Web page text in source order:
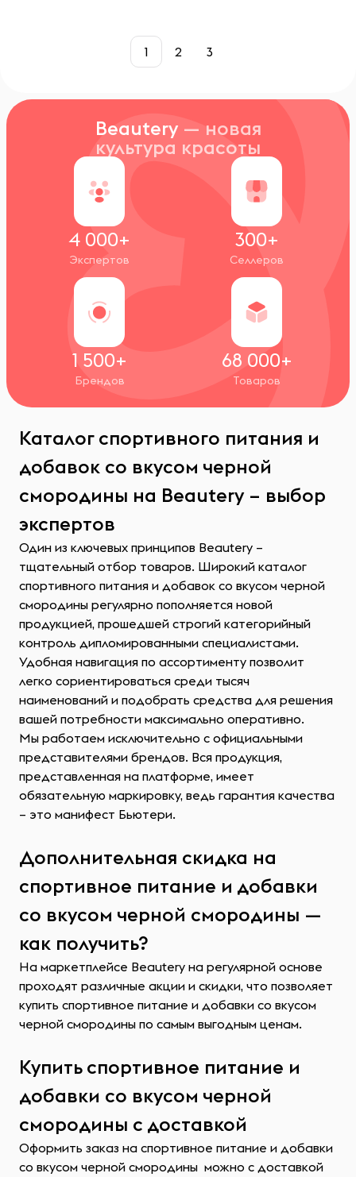
1 2 3
Beautery — новая
культура красоты
4 000+
Экспертов
300+
Селлеров
1 500+
Брендов
68 000+
Товаров
Каталог спортивного питания и
добавок со вкусом черной
смородины на Beautery – выбор
экспертов
Один из ключевых принципов Beautery –
тщательный отбор товаров. Широкий каталог
спортивного питания и добавок со вкусом черной
смородины регулярно пополняется новой
продукцией, прошедшей строгий категорийный
контроль дипломированными специалистами.
Удобная навигация по ассортименту позволит
легко сориентироваться среди тысяч
наименований и подобрать средства для решения
вашей потребности максимально оперативно.
Мы работаем исключительно с официальными
представителями брендов. Вся продукция,
представленная на платформе, имеет
обязательную маркировку, ведь гарантия качества
– это манифест Бьютери.
Дополнительная скидка на
спортивное питание и добавки
со вкусом черной смородины —
как получить?
На маркетплейсе Beautery на регулярной основе
проходят различные акции и скидки, что позволяет
купить спортивное питание и добавки со вкусом
черной смородины по самым выгодным ценам.
Купить спортивное питание и
добавки со вкусом черной
смородины с доставкой
Оформить заказ на спортивное питание и добавки
со вкусом черной смородины можно с доставкой